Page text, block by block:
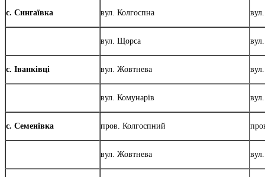
с. Сингаївка вул. Колгоспна
вул. Щорса
с. Іванківці вул. Жовтнева
вул. Комунарів
с. Семенівка пров. Колгоспний
вул. Жовтнева